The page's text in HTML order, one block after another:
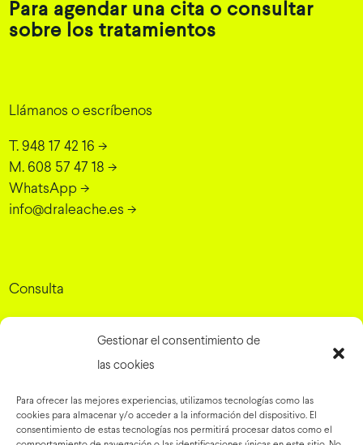
Gestionar el consentimiento de
las cookies
Para ofrecer las mejores experiencias, utilizamos tecnologías como las
cookies para almacenar y/o acceder a la información del dispositivo. El
consentimiento de estas tecnologías nos permitirá procesar datos como el
Para agendar una cita o consultar
sobre los tratamientos
Llámanos o escríbenos
T. 948 17 42 16 ->
M. 608 57 47 18 ->
WhatsApp ->
info@draleache.es ->
Consulta
Grupo Rinaldi, 10, 31007 Pamplona, Navarra
Preguntas frecuentes->